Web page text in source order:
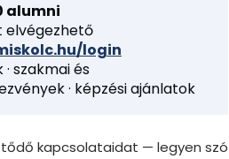
alumni
elvégezhető
login
szakmai és
· képzési ajánlatok
kapcsolataidat — legyen szó